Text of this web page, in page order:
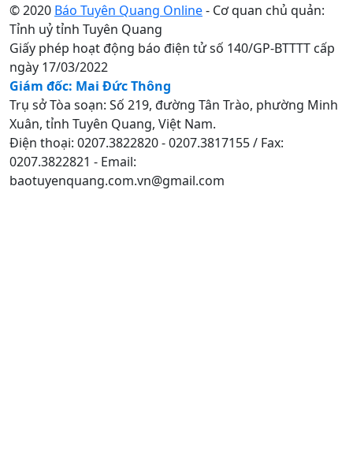
© 2020 Báo Tuyên Quang Online- Cơ quan chủ quản:
Tỉnh uỷ tỉnh Tuyên Quang
Giấy phép hoạt động báo điện tử số 140/GP-BTTTT cấp
ngày 17/03/2022
Giám đốc: Mai Đức Thông
Trụ sở Tòa soạn: Số 219, đường Tân Trào, phường Minh
Xuân, tỉnh Tuyên Quang, Việt Nam.
Điện thoại: 0207.3822820 - 0207.3817155 / Fax:
0207.3822821 - Email:
baotuyenquang.com.vn@gmail.com